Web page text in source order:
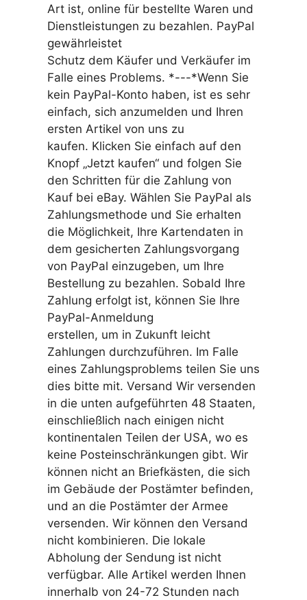
Art ist, online für bestellte Waren und
Dienstleistungen zu bezahlen. PayPal
gewährleistet
Schutz dem Käufer und Verkäufer im
Falle eines Problems. *---*Wenn Sie
kein PayPal-Konto haben, ist es sehr
einfach, sich anzumelden und Ihren
ersten Artikel von uns zu
kaufen. Klicken Sie einfach auf den
Knopf „Jetzt kaufen“ und folgen Sie
den Schritten für die Zahlung von
Kauf bei eBay. Wählen Sie PayPal als
Zahlungsmethode und Sie erhalten
die Möglichkeit, Ihre Kartendaten in
dem gesicherten Zahlungsvorgang
von PayPal einzugeben, um Ihre
Bestellung zu bezahlen. Sobald Ihre
Zahlung erfolgt ist, können Sie Ihre
PayPal-Anmeldung
erstellen, um in Zukunft leicht
Zahlungen durchzuführen. Im Falle
eines Zahlungsproblems teilen Sie uns
dies bitte mit. Versand Wir versenden
in die unten aufgeführten 48 Staaten,
einschließlich nach einigen nicht
kontinentalen Teilen der USA, wo es
keine Posteinschränkungen gibt. Wir
können nicht an Briefkästen, die sich
im Gebäude der Postämter befinden,
und an die Postämter der Armee
versenden. Wir können den Versand
nicht kombinieren. Die lokale
Abholung der Sendung ist nicht
verfügbar. Alle Artikel werden Ihnen
innerhalb von 24-72 Stunden nach